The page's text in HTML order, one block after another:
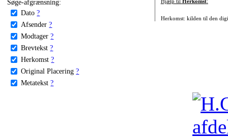
Søge-afgrænsning:
Dato ?
Afsender ?
Modtager ?
Brevtekst ?
Herkomst ?
Original Placering ?
Metatekst ?
Herkomst: kilden til den